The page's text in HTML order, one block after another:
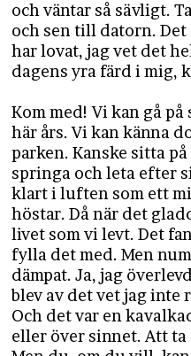
och väntar så sävligt.
och sen till datorn. Det
har lovat, jag vet det
dagens yra färd i mig,
Kom med! Vi kan gå
här års. Vi kan känna
parken. Kanske sitta
springa och leta efter
klart i luften som ett
höstar. Då när det
livet som vi levt. Det
fylla det med. Men
dämpat. Ja, jag
blev av det vet jag
Och det var en
eller över sinnet. Att ta